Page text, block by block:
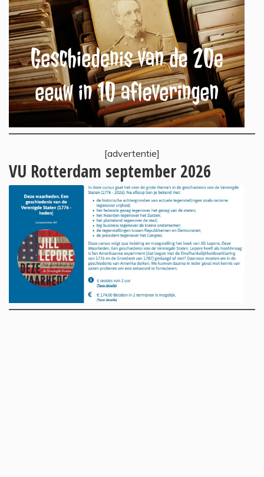
[advertentie]
VU Rotterdam september 2026